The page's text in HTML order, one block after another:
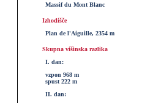
Massif du Mont Blanc
Izhodišče
Plan de l'Aiguille, 2354 m
Skupna višinska razlika
I. dan:
vzpon 968 m
spust 222 m
II. dan: